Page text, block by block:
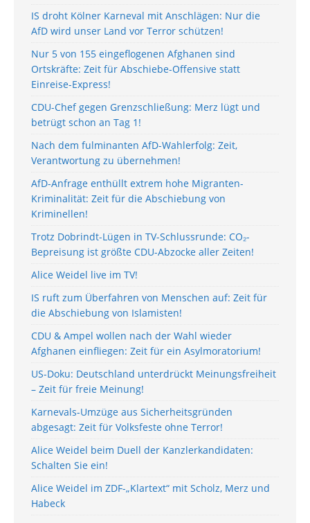
IS droht Kölner Karneval mit Anschlägen: Nur die
AfD wird unser Land vor Terror schützen!
Nur 5 von 155 eingeflogenen Afghanen sind
Ortskräfte: Zeit für Abschiebe-Offensive statt
Einreise-Express!
CDU-Chef gegen Grenzschließung: Merz lügt und
betrügt schon an Tag 1!
Nach dem fulminanten AfD-Wahlerfolg: Zeit,
Verantwortung zu übernehmen!
AfD-Anfrage enthüllt extrem hohe Migranten-
Kriminalität: Zeit für die Abschiebung von
Kriminellen!
Trotz Dobrindt-Lügen in TV-Schlussrunde: CO₂-
Bepreisung ist größte CDU-Abzocke aller Zeiten!
Alice Weidel live im TV!
IS ruft zum Überfahren von Menschen auf: Zeit für
die Abschiebung von Islamisten!
CDU & Ampel wollen nach der Wahl wieder
Afghanen einfliegen: Zeit für ein Asylmoratorium!
US-Doku: Deutschland unterdrückt Meinungsfreiheit
– Zeit für freie Meinung!
Karnevals-Umzüge aus Sicherheitsgründen
abgesagt: Zeit für Volksfeste ohne Terror!
Alice Weidel beim Duell der Kanzlerkandidaten:
Schalten Sie ein!
Alice Weidel im ZDF-„Klartext“ mit Scholz, Merz und
Habeck